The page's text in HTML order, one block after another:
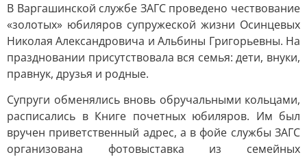
В Варгашинской службе ЗАГС проведено чествование
«золотых» юбиляров супружеской жизни Осинцевых
Николая Александровича и Альбины Григорьевны. На
праздновании присутствовала вся семья: дети, внуки,
правнук, друзья и родные.
Супруги обменялись вновь обручальными кольцами,
расписались в Книге почетных юбиляров. Им был
вручен приветственный адрес, а в фойе службы ЗАГС
организована фотовыставка из семейных